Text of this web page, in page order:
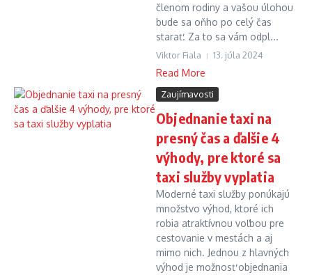
členom rodiny a vašou úlohou
bude sa oňho po celý čas
starať. Za to sa vám odpl...
Viktor Fiala 13. júla 2024
Read More
Zaujímavosti
Objednanie taxi na
presný čas a ďalšie 4
výhody, pre ktoré sa
taxi služby vyplatia
Moderné taxi služby ponúkajú
množstvo výhod, ktoré ich
robia atraktívnou voľbou pre
cestovanie v mestách a aj
mimo nich. Jednou z hlavných
výhod je možnosť objednania